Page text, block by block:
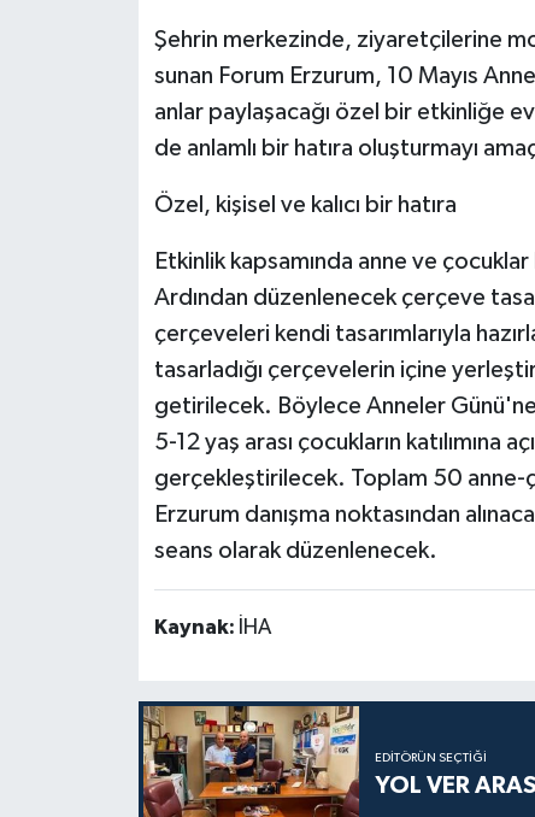
Şehrin merkezinde, ziyaretçilerine
sunan Forum Erzurum, 10 Mayıs
anlar paylaşacağı özel bir etkinliğe
de anlamlı bir hatıra oluşturmayı
Özel, kişisel ve kalıcı bir hatıra
Etkinlik kapsamında anne ve
Ardından düzenlenecek çerçeve
çerçeveleri kendi tasarımlarıyla
tasarladığı çerçevelerin içine
getirilecek. Böylece Anneler Günü'ne
5-12 yaş arası çocukların katılımına
gerçekleştirilecek. Toplam 50 anne-
Erzurum danışma noktasından
seans olarak düzenlenecek.
Kaynak: İHA
EDITÖRÜN SEÇTIĞI
YOL VER